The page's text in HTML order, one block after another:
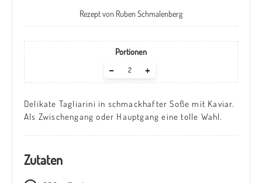
Rezept von Ruben Schmalenberg
Portionen
Adjust
+
–
Delikate Tagliarini in schmackhafter Soße mit Kaviar.
Als Zwischengang oder Hauptgang eine tolle Wahl.
Zutaten